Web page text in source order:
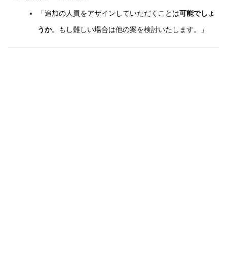
「追加の人員をアサインしていただくことは可能でしょ
うか。もし難しい場合は他の案を検討いたします。」